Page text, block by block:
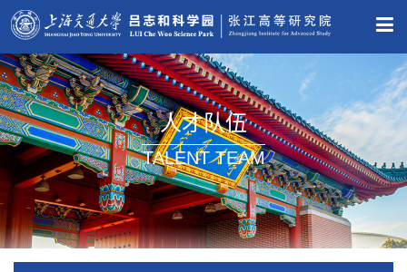
人才队伍
TALENT TEAM